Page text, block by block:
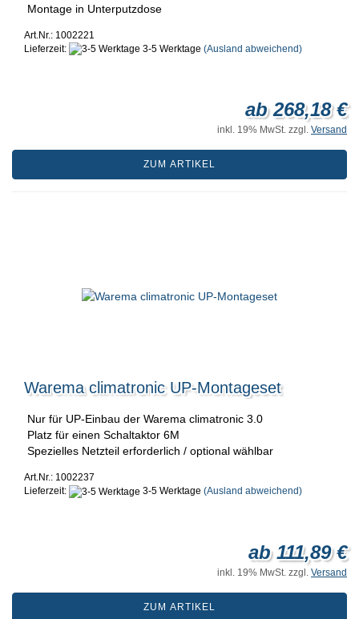
Montage in Unterputzdose
Art.Nr.: 1002221
Lieferzeit:
3-5 Werktage (Ausland abweichend)
ab 268,18 €
inkl. 19% MwSt. zzgl. Versand
ZUM ARTIKEL
Warema climatronic UP-Montageset
Nur für UP-Einbau der Warema climatronic 3.0
Platz für einen Schaltaktor 6M
Spezielles Netzteil erforderlich / optional wählbar
Art.Nr.: 1002237
Lieferzeit:
3-5 Werktage (Ausland abweichend)
ab 111,89 €
inkl. 19% MwSt. zzgl. Versand
ZUM ARTIKEL